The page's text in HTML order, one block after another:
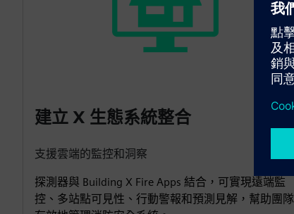
建立 X 生態系統整合
支援雲端的監控和洞察
探測器與 Building X Fire Apps 結合，可實現遠端監
控、多站點可見性、行動警報和預測見解，幫助團隊